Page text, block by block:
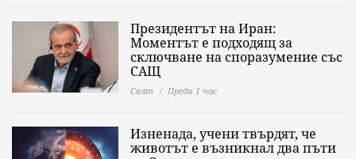
Моментът е подходящ за
сключване на споразумение със
САЩ
Свят
животът е възникнал два пъти
на Земята